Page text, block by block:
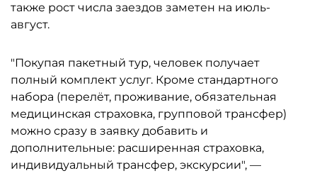
также рост числа заездов заметен на июль-
август.
"Покупая пакетный тур, человек получает
полный комплект услуг. Кроме стандартного
набора (перелёт, проживание, обязательная
медицинская страховка, групповой трансфер)
можно сразу в заявку добавить и
дополнительные: расширенная страховка,
индивидуальный трансфер, экскурсии", —